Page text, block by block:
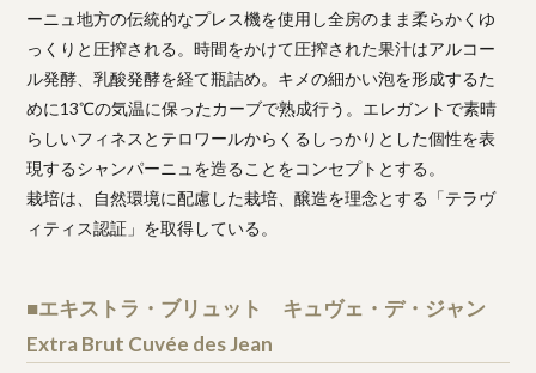
ーニュ地方の伝統的なプレス機を使用し全房のまま柔らかくゆ
っくりと圧搾される。時間をかけて圧搾された果汁はアルコー
ル発酵、乳酸発酵を経て瓶詰め。キメの細かい泡を形成するた
めに13℃の気温に保ったカーブで熟成行う。エレガントで素晴
らしいフィネスとテロワールからくるしっかりとした個性を表
現するシャンパーニュを造ることをコンセプトとする。
栽培は、自然環境に配慮した栽培、醸造を理念とする「テラヴ
ィティス認証」を取得している。
■エキストラ・ブリュット キュヴェ・デ・ジャン
Extra Brut Cuvée des Jean